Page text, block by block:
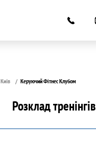
Київ Керуючий Фітнес Клубом
Розклад тренінгів